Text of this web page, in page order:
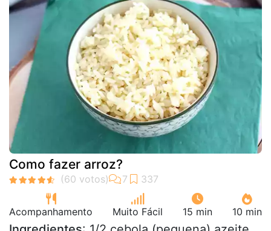
Como fazer arroz?
Acompanhamento Muito Fácil 15 min 10 min